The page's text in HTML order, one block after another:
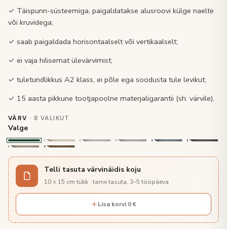
✓ Täispunn-süsteemiga, paigaldatakse alusroovi külge naelte
või kruvidega;
✓ saab paigaldada horisontaalselt või vertikaalselt;
✓ ei vaja hilisemat ülevärvimist;
✓ tuletundlikkus A2 klass, ei põle ega soodusta tule levikut;
✓ 15 aasta pikkune tootjapoolne materjaligarantii (sh. värvile).
VÄRV · 8 VALIKUT
Valge
Telli tasuta värvinäidis koju
10 × 15 cm tükk · tarne tasuta, 3–5 tööpäeva
Lisa korvi 0 €